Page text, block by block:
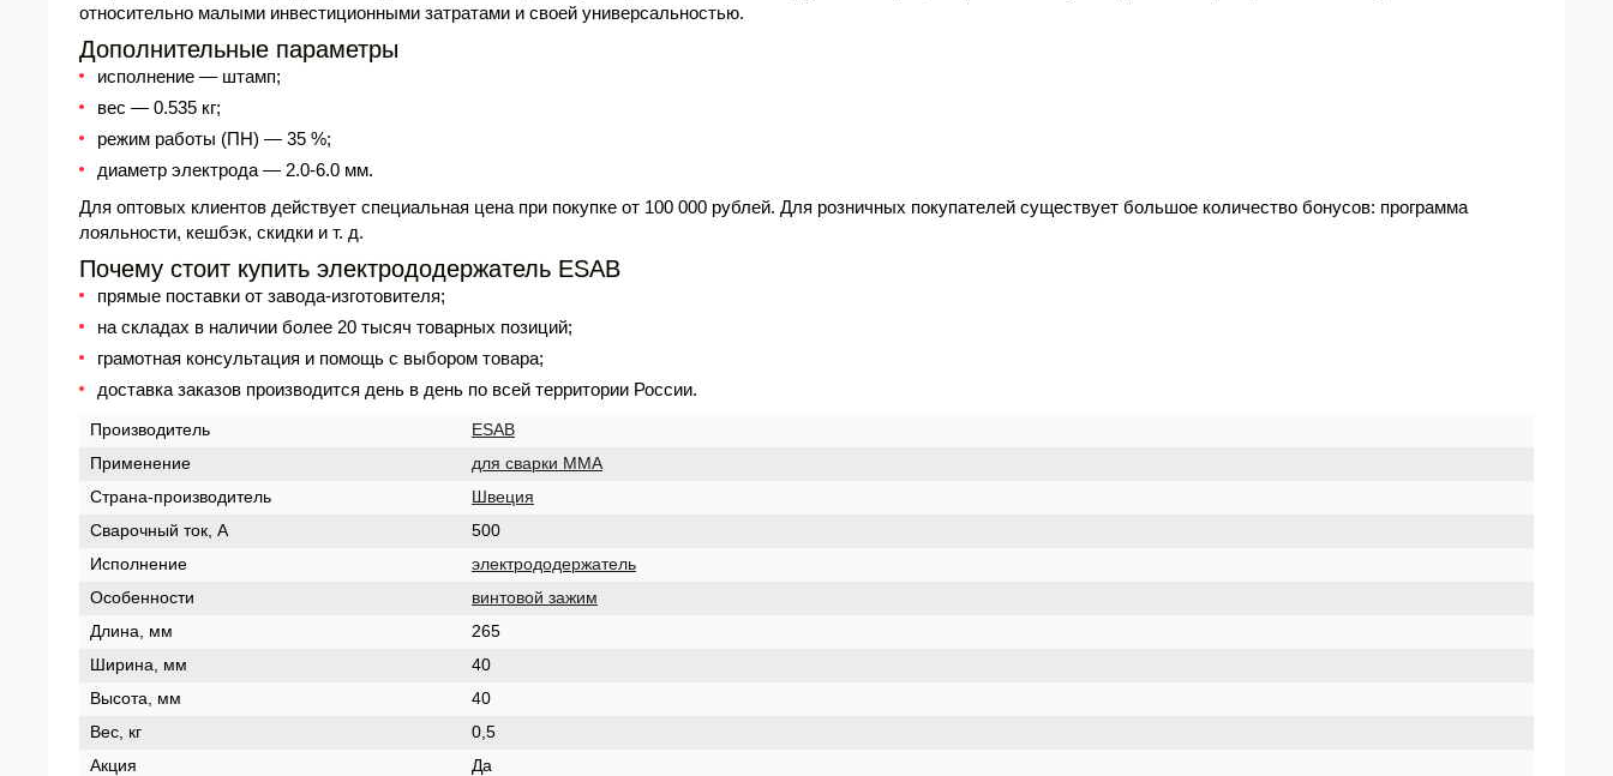
относительно малыми инвестиционными затратами и своей универсальностью.
Дополнительные параметры
исполнение — штамп;
вес — 0.535 кг;
режим работы (ПН) — 35 %;
диаметр электрода — 2.0-6.0 мм.
Для оптовых клиентов действует специальная цена при покупке от 100 000 рублей. Для розничных покупателей существует большое количество бонусов: программа
лояльности, кешбэк, скидки и т. д.
Почему стоит купить электрододержатель ESAB
прямые поставки от завода-изготовителя;
на складах в наличии более 20 тысяч товарных позиций;
грамотная консультация и помощь с выбором товара;
доставка заказов производится день в день по всей территории России.
Производитель
ESAB
Применение
для сварки MMA
Страна-производитель
Швеция
Сварочный ток, А
500
Исполнение
электрододержатель
Особенности
винтовой зажим
Длина, мм
265
Ширина, мм
40
Высота, мм
40
Вес, кг
0,5
Акция
Да